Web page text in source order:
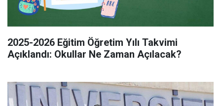
2025-2026 Eğitim Öğretim Yılı Takvimi
Açıklandı: Okullar Ne Zaman Açılacak?